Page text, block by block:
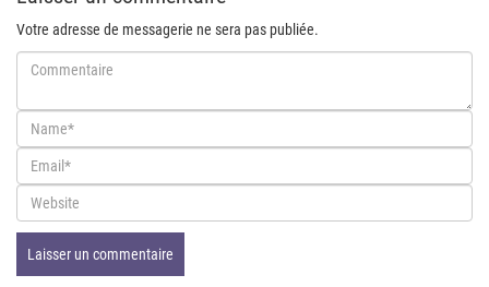
Votre adresse de messagerie ne sera pas publiée.